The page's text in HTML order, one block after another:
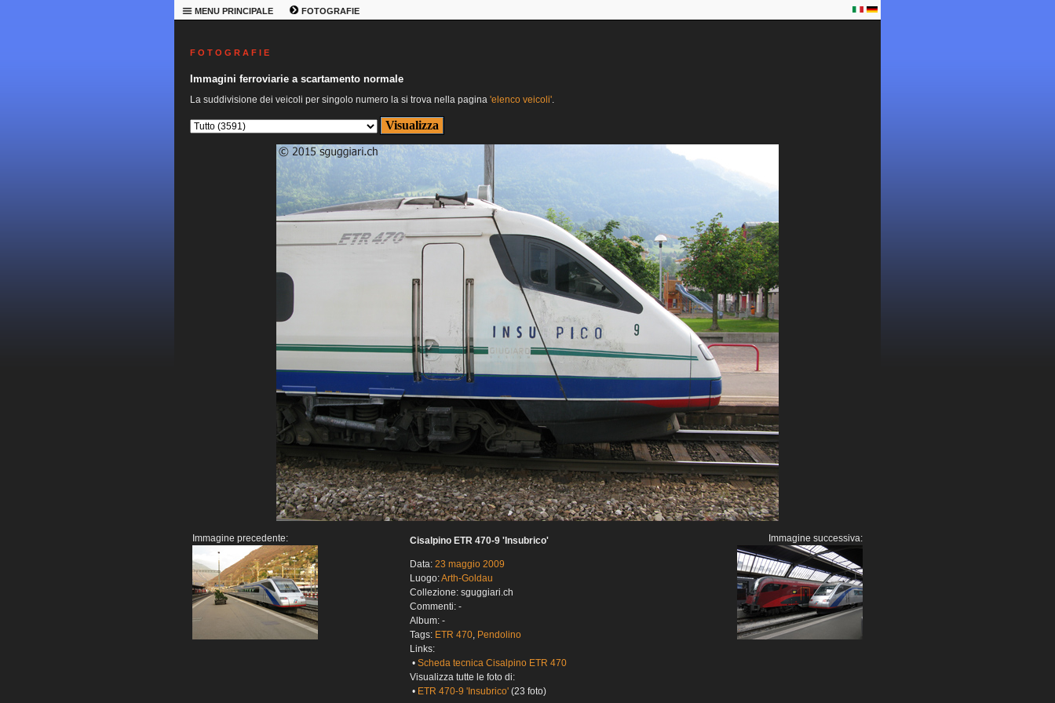
MENU PRINCIPALE FOTOGRAFIE
F O T O G R A F I E
Immagini ferroviarie a scartamento normale
La suddivisione dei veicoli per singolo numero la si trova nella pagina 'elenco veicoli'.
Immagine precedente: Cisalpino ETR 470-9 'Insubrico'
Data: 23 maggio 2009
Luogo:Arth-Goldau
Collezione: sguggiari.ch
Commenti: -
Album: -
Tags: ETR 470, Pendolino
Links:
• Scheda tecnica Cisalpino ETR 470
Visualizza tutte le foto di:
• ETR 470-9 'Insubrico' (23 foto)
Immagine successiva: